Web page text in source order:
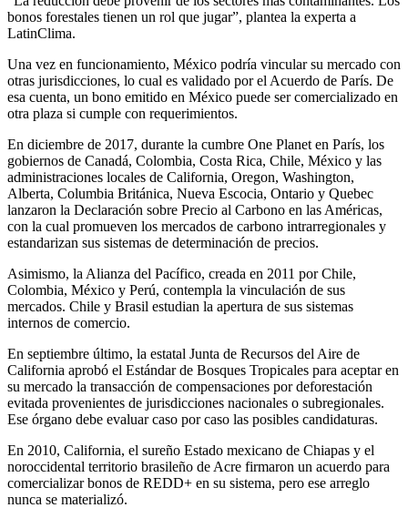
bonos forestales tienen un rol que jugar”, plantea la experta a
LatinClima.
Una vez en funcionamiento, México podría vincular su mercado con
otras jurisdicciones, lo cual es validado por el Acuerdo de París. De
esa cuenta, un bono emitido en México puede ser comercializado en
otra plaza si cumple con requerimientos.
En diciembre de 2017, durante la cumbre One Planet en París, los
gobiernos de Canadá, Colombia, Costa Rica, Chile, México y las
administraciones locales de California, Oregon, Washington,
Alberta, Columbia Británica, Nueva Escocia, Ontario y Quebec
lanzaron la Declaración sobre Precio al Carbono en las Américas,
con la cual promueven los mercados de carbono intrarregionales y
estandarizan sus sistemas de determinación de precios.
Asimismo, la Alianza del Pacífico, creada en 2011 por Chile,
Colombia, México y Perú, contempla la vinculación de sus
mercados. Chile y Brasil estudian la apertura de sus sistemas
internos de comercio.
En septiembre último, la estatal Junta de Recursos del Aire de
California aprobó el Estándar de Bosques Tropicales para aceptar en
su mercado la transacción de compensaciones por deforestación
evitada provenientes de jurisdicciones nacionales o subregionales.
Ese órgano debe evaluar caso por caso las posibles candidaturas.
En 2010, California, el sureño Estado mexicano de Chiapas y el
noroccidental territorio brasileño de Acre firmaron un acuerdo para
comercializar bonos de REDD+ en su sistema, pero ese arreglo
nunca se materializó.